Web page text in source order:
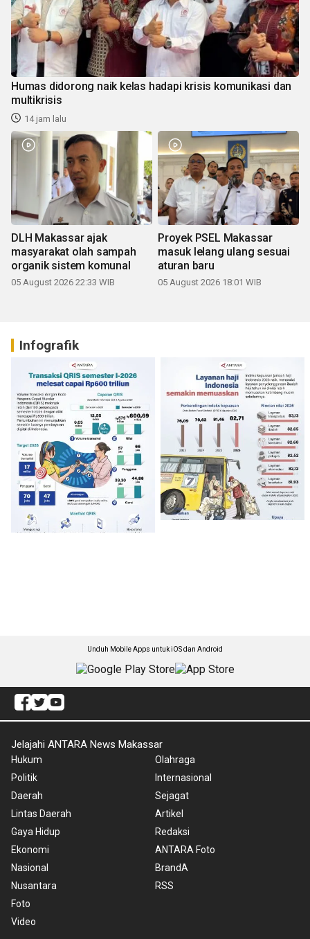
Humas didorong naik kelas hadapi krisis komunikasi dan
multikrisis
14 jam lalu
DLH Makassar ajak
masyarakat olah sampah
organik sistem komunal
05 August 2026 22:33 WIB
Proyek PSEL Makassar
masuk lelang ulang sesuai
aturan baru
05 August 2026 18:01 WIB
Infografik
Unduh Mobile Apps untuk iOS dan Android
Jelajahi ANTARA News Makassar
Hukum
Politik
Daerah
Lintas Daerah
Gaya Hidup
Ekonomi
Nasional
Nusantara
Foto
Video
Olahraga
Internasional
Sejagat
Artikel
Redaksi
ANTARA Foto
BrandA
RSS